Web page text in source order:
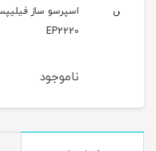
اسپرسو ساز فیلیپس مدل
EP2220
ناموجود